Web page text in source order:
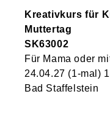
Kreativkurs für
Muttertag
SK63002
Für Mama oder
24.04.27 (1-mal)
Bad Staffelstein